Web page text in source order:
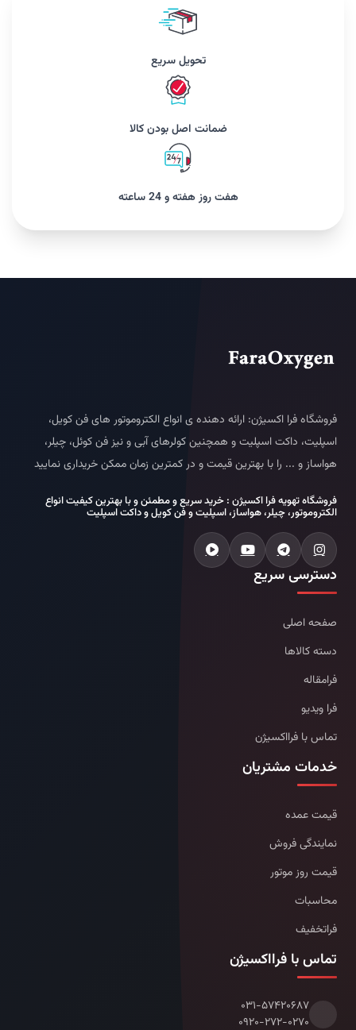
تحویل سریع
ضمانت اصل بودن کالا
هفت روز هفته و 24 ساعته
فروشگاه فرا اکسیژن: ارائه دهنده ی انواع الکتروموتور های فن کویل،
اسپلیت، داکت اسپلیت و همچنین کولرهای آبی و نیز فن کوئل، چیلر،
هواساز و ... را با بهترین قیمت و در کمترین زمان ممکن خریداری نمایید
فروشگاه تهویه فرا اکسیژن : خرید سریع و مطمئن و با بهترین کیفیت انواع
الکتروموتور، چیلر، هواساز، اسپلیت و فن کویل و داکت اسپلیت
دسترسی سریع
صفحه اصلی
دسته کالاها
فرامقاله
فرا ویدیو
تماس با فرااکسیژن
خدمات مشتریان
قیمت عمده
نمایندگی فروش
قیمت روز موتور
محاسبات
فراتخفیف
تماس با فرااکسیژن
۰۳۱-۵۷۴۲۰۶۸۷
۰۹۲۰-۲۷۲-۰۲۷۰